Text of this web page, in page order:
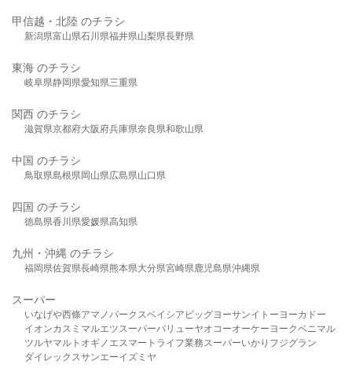
甲信越・北陸 のチラシ
新潟県富山県石川県福井県山梨県長野県
東海 のチラシ
岐阜県静岡県愛知県三重県
関西 のチラシ
滋賀県京都府大阪府兵庫県奈良県和歌山県
中国 のチラシ
鳥取県島根県岡山県広島県山口県
四国 のチラシ
徳島県香川県愛媛県高知県
九州・沖縄 のチラシ
福岡県佐賀県長崎県熊本県大分県宮崎県鹿児島県沖縄県
スーパー
いなげや西條アマノパークスベイシア ビッグヨーサンイトーヨーカドー
イオンカスミ マルエツスーパーバリューヤオコーオーケー ヨークベニマル
ツルヤマルト オギノ エスマート ライフ業務スーパーいかり フジグラン
ダイレックスサンエーイズミヤ